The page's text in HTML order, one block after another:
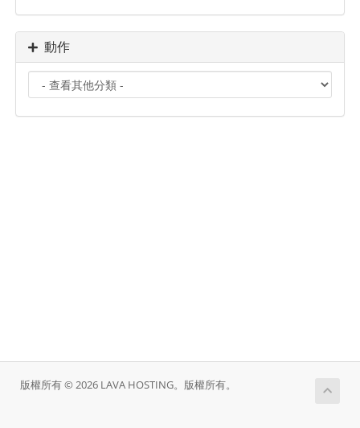
動作
版權所有 © 2026 LAVA HOSTING。版權所有。